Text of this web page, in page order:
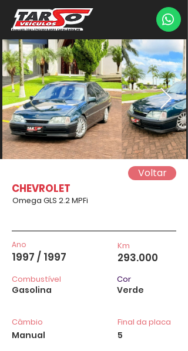
Voltar
CHEVROLET
Omega GLS 2.2 MPFi
Ano
1997 / 1997
Combustível
Gasolina
Câmbio
Manual
Km
293.000
Cor
Verde
Final da placa
5